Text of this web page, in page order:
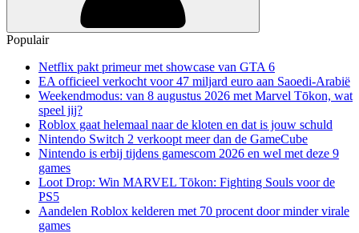
Populair
Netflix pakt primeur met showcase van GTA 6
EA officieel verkocht voor 47 miljard euro aan Saoedi-Arabië
Weekendmodus: van 8 augustus 2026 met Marvel Tōkon, wat
speel jij?
Roblox gaat helemaal naar de kloten en dat is jouw schuld
Nintendo Switch 2 verkoopt meer dan de GameCube
Nintendo is erbij tijdens gamescom 2026 en wel met deze 9
games
Loot Drop: Win MARVEL Tōkon: Fighting Souls voor de
PS5
Aandelen Roblox kelderen met 70 procent door minder virale
games